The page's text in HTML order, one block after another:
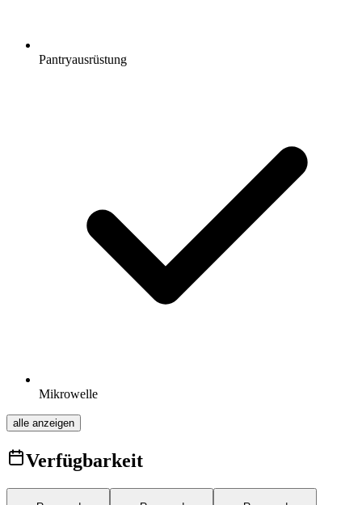
Pantryausrüstung
Mikrowelle
alle anzeigen
Verfügbarkeit